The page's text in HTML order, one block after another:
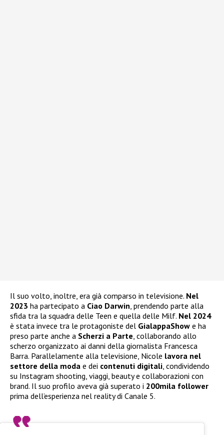
Il suo volto, inoltre, era già comparso in televisione. Nel
2023 ha partecipato a Ciao Darwin , prendendo parte alla
sfida tra la squadra delle Teen e quella delle Milf. Nel 2024
è stata invece tra le protagoniste del GialappaShow e ha
preso parte anche a Scherzi a Parte , collaborando allo
scherzo organizzato ai danni della giornalista Francesca
Barra. Parallelamente alla televisione, Nicole lavora nel
settore della moda e dei contenuti digitali , condividendo
su Instagram shooting, viaggi, beauty e collaborazioni con
brand. Il suo profilo aveva già superato i 200mila follower
prima dell’esperienza nel reality di Canale 5.